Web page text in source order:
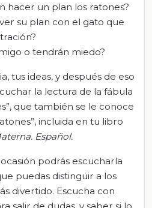
hacer un plan los ratones?
su plan con el gato que
o tendrán miedo?
tus ideas, y después de eso
la lectura de la fábula
que también se le conoce
incluida en tu libro
Español.
podrás escucharla
puedas distinguir a los
divertido. Escucha con